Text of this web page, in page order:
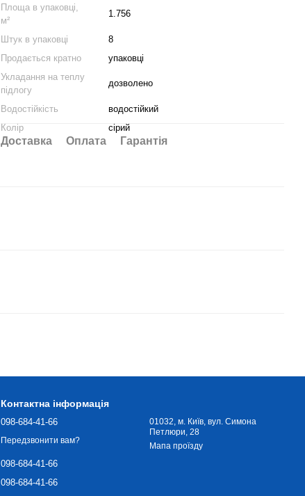
Площа в упаковці,
м²
1.756
Штук в упаковці
8
Продається кратно
упаковці
Укладання на теплу
підлогу
дозволено
Водостійкість
водостійкий
Колір
сірий
Доставка Оплата Гарантія
Контактна інформація
098-684-41-66
Передзвонити вам?
098-684-41-66
098-684-41-66
01032, м. Київ, вул. Симона
Петлюри, 28
Мапа проїзду